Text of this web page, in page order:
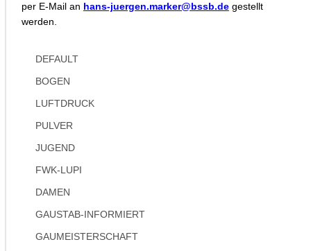
per E-Mail an hans-juergen.marker@bssb.degestellt
werden.
DEFAULT
BOGEN
LUFTDRUCK
PULVER
JUGEND
FWK-LUPI
DAMEN
GAUSTAB-INFORMIERT
GAUMEISTERSCHAFT